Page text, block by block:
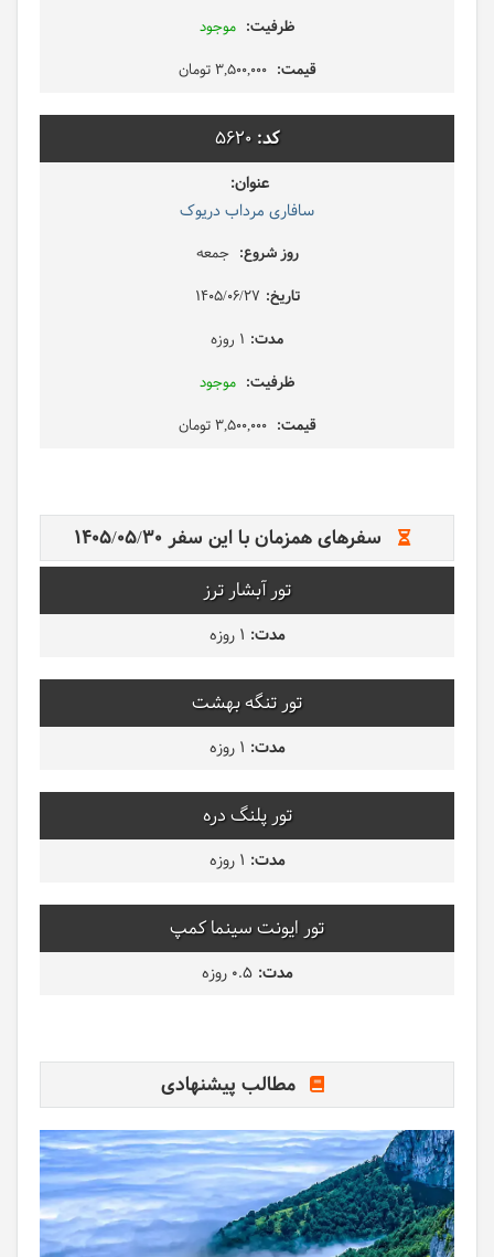
موجود
3,500,000 تومان
5620
سافاری مرداب دریوک
جمعه
1405/06/27
1 روزه
موجود
3,500,000 تومان
سفرهای همزمان با این سفر 1405/05/30
تور آبشار ترز
1 روزه
تور تنگه بهشت
1 روزه
تور پلنگ دره
1 روزه
تور ایونت سینما کمپ
0.5 روزه
مطالب پیشنهادی